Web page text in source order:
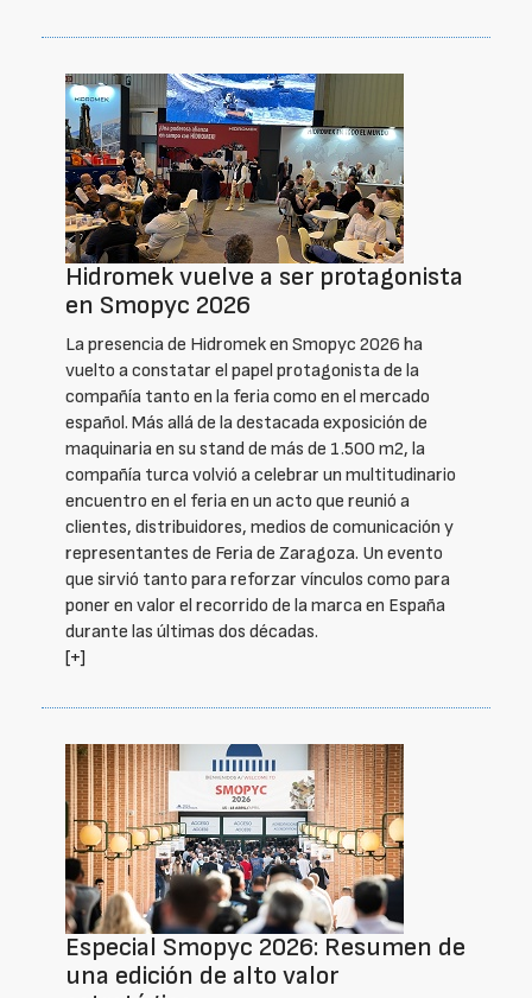
Hidromek vuelve a ser protagonista
en Smopyc 2026
La presencia de Hidromek en Smopyc 2026 ha
vuelto a constatar el papel protagonista de la
compañía tanto en la feria como en el mercado
español. Más allá de la destacada exposición de
maquinaria en su stand de más de 1.500 m2, la
compañía turca volvió a celebrar un multitudinario
encuentro en el feria en un acto que reunió a
clientes, distribuidores, medios de comunicación y
representantes de Feria de Zaragoza. Un evento
que sirvió tanto para reforzar vínculos como para
poner en valor el recorrido de la marca en España
durante las últimas dos décadas.
[+]
Especial Smopyc 2026: Resumen de
una edición de alto valor